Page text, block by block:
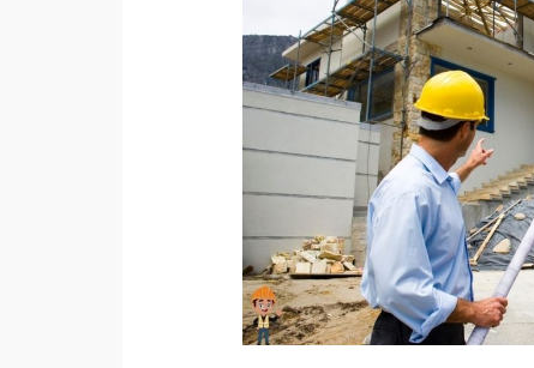
Meramu
Keindahan
Arsitektur